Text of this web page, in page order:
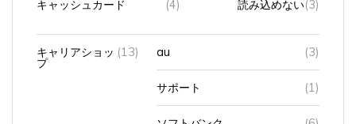
キャリアショッ
プ
(13) (3)
サポート (1)
ソフトバンク (6)